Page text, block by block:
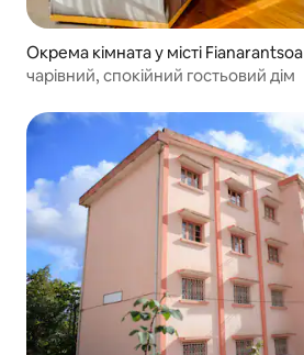
Окрема кімната у місті Fianarantsoa
чарівний, спокійний гостьовий дім